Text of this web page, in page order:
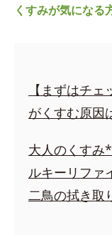
くすみが気になる
【まずはチ
がくすむ原因
大人のくすみ
ルキーリファ
二鳥の拭き取